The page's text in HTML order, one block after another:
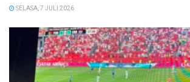
SELASA, 7 JULI 2026